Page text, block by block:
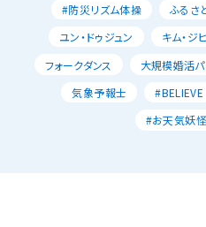
#防災リズム体操
ふるさ
ユン・ドゥジュン
キム・ジ
フォークダンス
大規模婚活パ
気象予報士
#BELIEVE
#お天気妖